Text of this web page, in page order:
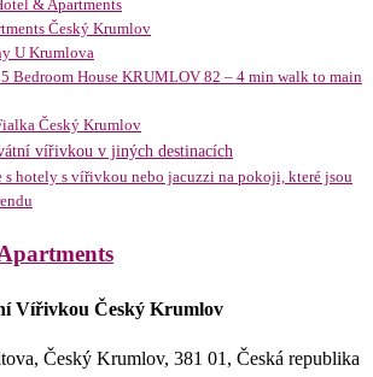
& Apartments
Český Krumlov
U Krumlova
Bedroom House KRUMLOV 82 – 4 min walk to main
Český Krumlov
vířivkou v jiných destinacích
s hotely s vířivkou nebo jacuzzi na pokoji, které jsou
Vířivkou Český Krumlov
Český Krumlov, 381 01, Česká republika